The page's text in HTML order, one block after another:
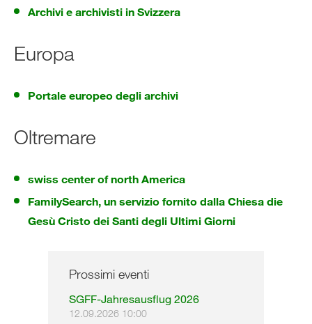
Archivi e archivisti in Svizzera
Europa
Portale europeo degli archivi
Oltremare
swiss center of north America
FamilySearch, un servizio fornito dalla Chiesa die
Gesù Cristo dei Santi degli Ultimi Giorni
Prossimi eventi
SGFF-Jahresausflug 2026
12.09.2026 10:00